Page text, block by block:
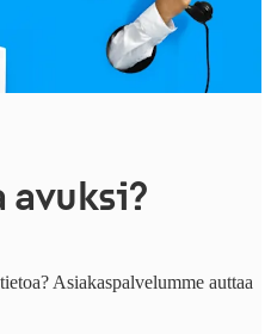
avuksi?
Asiakaspalvelumme auttaa